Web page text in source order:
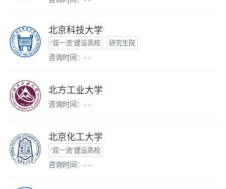
北京科技大学
“双一流”建设高校 研究生院
咨询时间：- -
北方工业大学
咨询时间：- -
北京化工大学
“双一流”建设高校
咨询时间：- -